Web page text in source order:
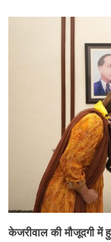
केजरीवाल की मौजूदगी में